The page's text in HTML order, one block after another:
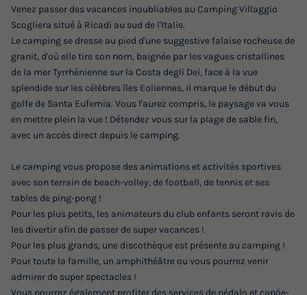
Venez passer des vacances inoubliables au Camping Villaggio
Scogliera situé à Ricadi au sud de l'Italie.
Le camping se dresse au pied d'une suggestive falaise rocheuse de
granit, d'où elle tire son nom, baignée par les vagues cristallines
de la mer Tyrrhénienne sur la Costa degli Dei, face à la vue
splendide sur les célèbres îles Eoliennes, il marque le début du
golfe de Santa Eufemia. Vous l'aurez compris, le paysage va vous
en mettre plein la vue ! Détendez vous sur la plage de sable fin,
avec un accès direct depuis le camping.
Le camping vous propose des animations et activités sportives
avec son terrain de beach-volley, de football, de tennis et ses
tables de ping-pong !
Pour les plus petits, les animateurs du club enfants seront ravis de
les divertir afin de passer de super vacances !
Pour les plus grands, une discothèque est présente au camping !
Pour toute la famille, un amphithéâtre ou vous pourrez venir
admirer de super spectacles !